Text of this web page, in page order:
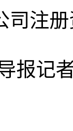
司注
报记